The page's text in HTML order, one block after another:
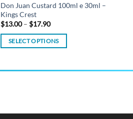
Don Juan Custard 100ml e 30ml –
Kings Crest
$13.00 – $17.90Price
$13.00
through
SELECT OPTIONS